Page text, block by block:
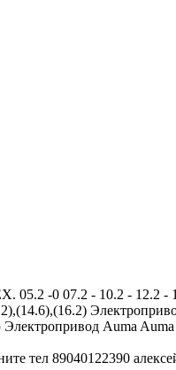
-0 07.2 - 10.2 - 12.2 -
Auma Auma
тел 89040122390